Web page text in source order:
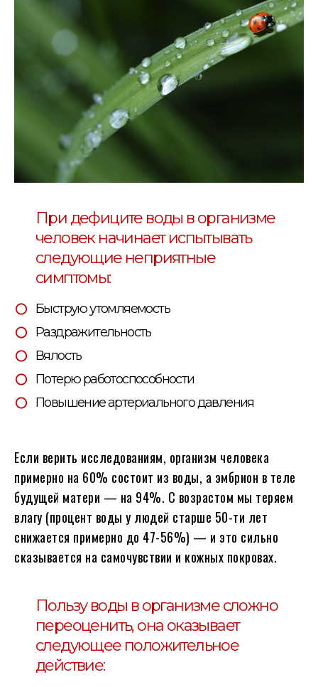
При дефиците воды в организме
человек начинает испытывать
следующие неприятные
симптомы:
Быструю утомляемость
Раздражительность
Вялость
Потерю работоспособности
Повышение артериального давления
Если верить исследованиям, организм человека
примерно на 60% состоит из воды, а эмбрион в теле
будущей матери — на 94%. С возрастом мы теряем
влагу (процент воды у людей старше 50-ти лет
снижается примерно до 47-56%) — и это сильно
сказывается на самочувствии и кожных покровах.
Пользу воды в организме сложно
переоценить, она оказывает
следующее положительное
действие: